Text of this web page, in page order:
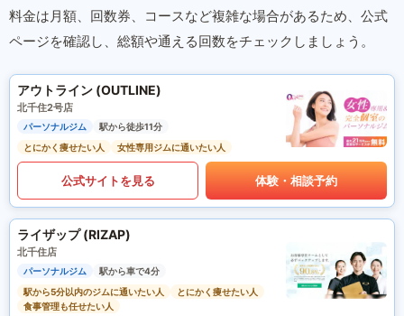
料金は月額、回数券、コースなど複雑な場合があるため、公式
ページを確認し、総額や通える回数をチェックしましょう。
アウトライン (OUTLINE)
北千住2号店
パーソナルジム
駅から徒歩11分
とにかく痩せたい人
女性専用ジムに通いたい人
公式サイトを見る 体験・相談予約
ライザップ (RIZAP)
北千住店
パーソナルジム
駅から車で4分
駅から5分以内のジムに通いたい人
とにかく痩せたい人
食事管理も任せたい人